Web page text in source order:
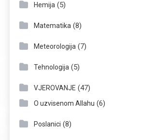
Hemija (5)
Matematika (8)
Meteorologija (7)
Tehnologija (5)
VJEROVANJE (47)
O uzvisenom Allahu (6)
Poslanici (8)